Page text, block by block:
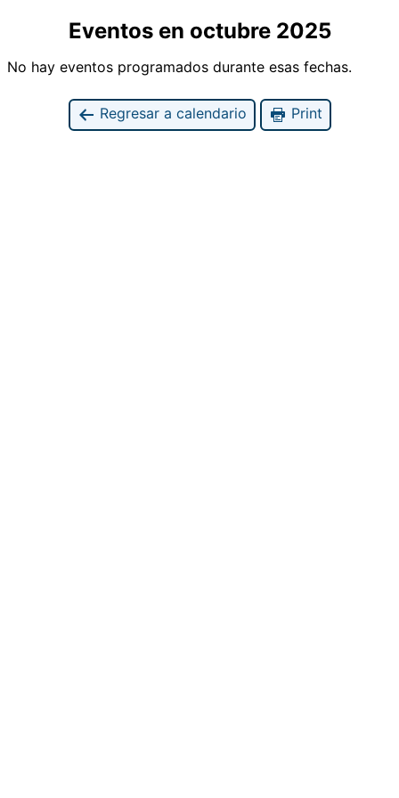
Eventos en octubre 2025
No hay eventos programados durante esas fechas.
Regresar a calendario Print